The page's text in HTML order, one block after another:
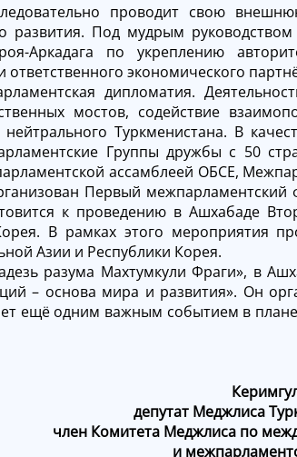
проводит свою
развития. Под мудрым руководством
Аркадага по укреплению
экономического
дипломатия.
мостов, содействие
Туркменистана. В
Группы дружбы с 50
ассамблеей ОБСE,
Первый межпарламентский
к проведению в Ашхабаде
В рамках этого мероприятия
Азии и Республики Корея.
разума Махтумкули Фраги», в
– основа мира и развития». Он
ещё одним важным событием в
депутат Меджлиса
член Комитета Меджлиса по
и